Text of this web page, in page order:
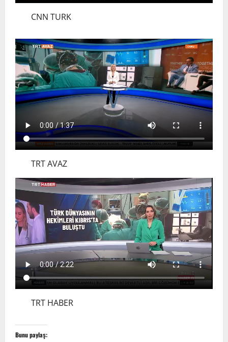
CNN TURK
TRT AVAZ
TRT HABER
Bunu paylaş:
3
Talep Süreci Başladı
22 Nisan 2026 0
4
TÜRKTIPÖzbekistan ile Buhara’daydık…
13 Nisan 2026
5
8 Nisan 2026
1
EMDATE 6 – 1. Ulusal Akademik Tıp
Eğitimi Kongresi
7 Ağustos 2026
Anadolu’dan Orta Asya’ya Bilimsel İş
Birliği Zirvesi – Ağrı Tedavisinde